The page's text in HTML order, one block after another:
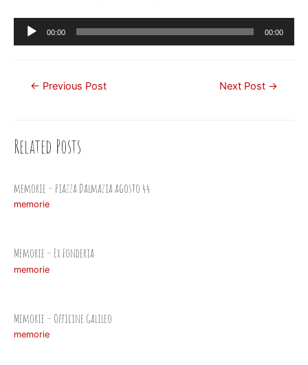
Audio
Player
00:00 00:00
Post← Previous Post Next Post →
Related Posts
memorie – Piazza Dalmazia agosto 44
memorie
Memorie – Ex Fonderia
memorie
Memorie – Officine Galileo
memorie